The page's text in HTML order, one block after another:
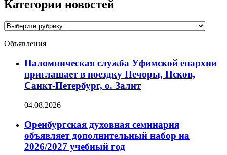
Категории новостей
Категории
Объявления
Паломническая служба Уфимской епархии
приглашает в поездку Печоры, Псков,
Санкт-Петербург, о. Залит
04.08.2026
Оренбургская духовная семинария
объявляет дополнительный набор на
2026/2027 учебный год